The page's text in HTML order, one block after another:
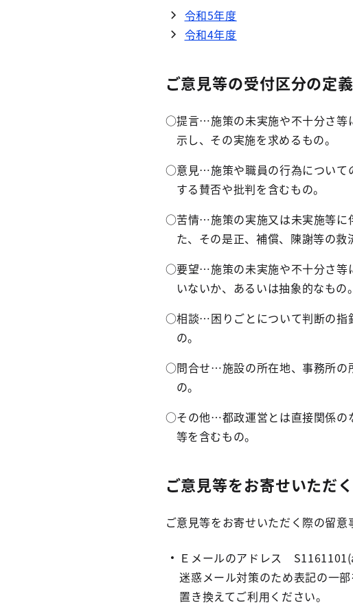
令和5年度
令和4年度
ご意見等の受付区分の定義
○提言…施策の未実施や不十分さ等
示し、その実施を求めるもの。
○意見…施策や職員の行為について
する賛否や批判を含むもの。
○苦情…施策の実施又は未実施等に
た、その是正、補償、陳謝等の救
○要望…施策の未実施や不十分さ等
いないか、あるいは抽象的なもの。
○相談…困りごとについて判断の指
の。
○問合せ…施設の所在地、事務所の
の。
○その他…都政運営とは直接関係の
等を含むもの。
ご意見等をお寄せいただ
ご意見等をお寄せいただく際の留意
Ｅメールのアドレス
迷惑メール対策のため表記の一
置き換えてご利用ください。